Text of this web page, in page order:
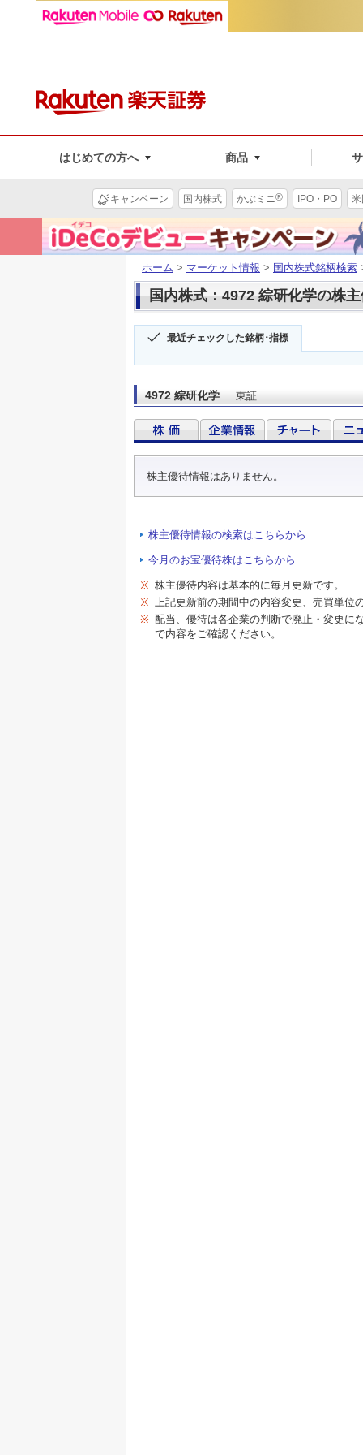
はじめての方へ 商品
キャンペーン 国内株式 かぶミニ® IPO・PO
ホーム > マーケット情報 > 国内株式銘柄検索
国内株式：4972 綜研化学の株
最近チェックした銘柄･指標
4972 綜研化学 東証
株主優待情報はありません。
株主優待情報の検索はこちらから
今月のお宝優待株はこちらから
※ 株主優待内容は基本的に毎月更新です。
※ 上記更新前の期間中の内容変更、売買単位
※ 配当、優待は各企業の判断で廃止・変更に
で内容をご確認ください。